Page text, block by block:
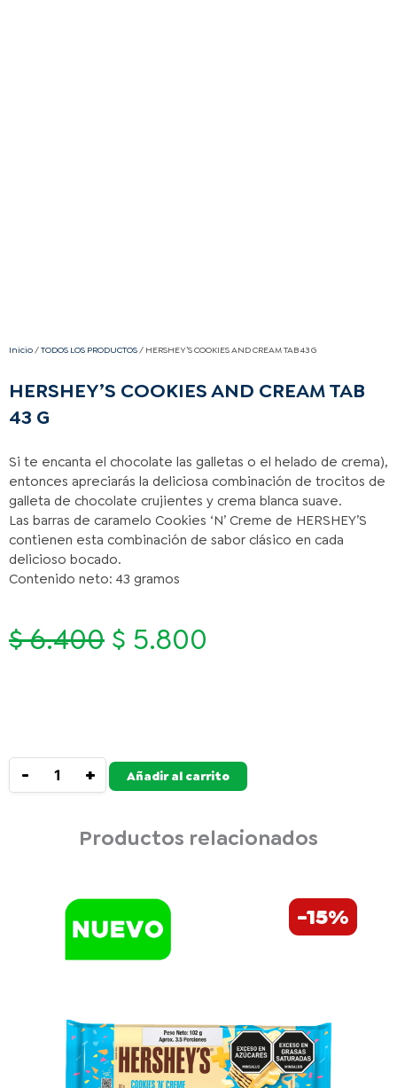
Inicio/TODOS LOS PRODUCTOS/ HERSHEY’S COOKIES AND CREAM TAB 43 G
HERSHEY’S COOKIES AND CREAM TAB
43 G
Si te encanta el chocolate las galletas o el helado de crema),
entonces apreciarás la deliciosa combinación de trocitos de
galleta de chocolate crujientes y crema blanca suave.
Las barras de caramelo Cookies ‘N’ Creme de HERSHEY’S
contienen esta combinación de sabor clásico en cada
delicioso bocado.
Contenido neto: 43 gramos
$6.400 El
precio
$ 5.800
AND
- + Añadir al carrito
Productos relacionados
-15%
precio
actual
HERSHEY'S
WAFER
COOKIES
102G
cantidad